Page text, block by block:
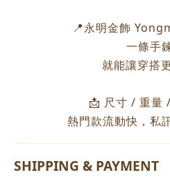
📍永明金飾
一條手
就能讓穿搭
📩 尺寸 / 重量
熱門款流動快，私
SHIPPING & PAYMENT